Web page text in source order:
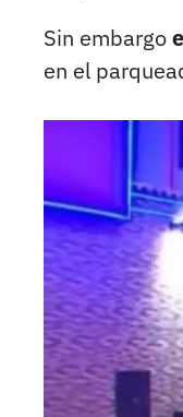
Sin embargo
en el